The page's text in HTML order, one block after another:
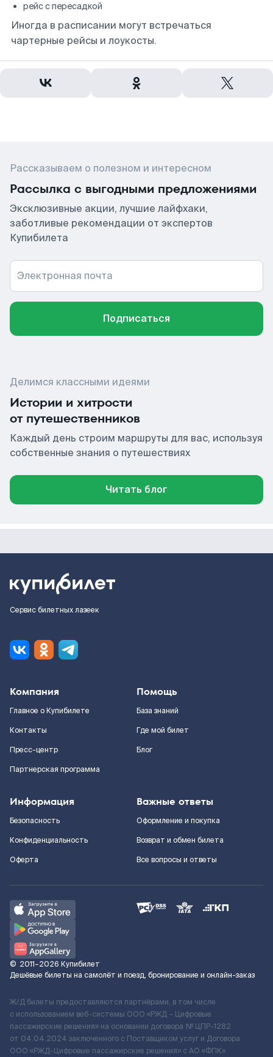
рейс с пересадкой
Иногда в расписании могут встречаться
чартерные рейсы и лоукосты.
Рассказываем о полезном и интересном
Рассылка с выгодными предложениями
Эксклюзивные акции, лучшие лайфхаки,
заботливые рекомендации от экспертов
Купибилета
Электронная почта
Подписаться
Делимся классными идеями
Истории и хитрости
от путешественников
Каждый день строим маршруты для вас, используя
собственные знания о путешествиях
Читать блог
Сервис билетных лазеек
Компания
Главное о Купибилете
Контакты
Пресс-центр
Партнерская программа
Помощь
База знаний
Где мой билет
Блог
Информация
Безопасность
Конфиденциальность
Оферта
Важные ответы
Оформление и покупка
Возврат и обмен билета
Все вопросы и ответы
© 2011–2026 Купибилет
Дешёвые билеты на самолёт и поезд, бронирование и онлайн-заказ
Ж/Д билеты предоставляются партнёрами, в том числе
с использованием веб-системы ООО «РЖД – Цифровые
пассажирские решения» на основании договора № ЦПР-1282
от 04.04.2024 заключенного с Поставщиком услуг и Договора
ООО «РЖД-Цифровые пассажирские решения» c АО «ФПК»